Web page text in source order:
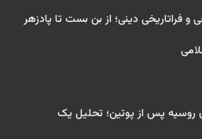
و فراتاریخی دینی؛ از بن بست تا پادزهر
روسیه پس از پوتین؛ تحلیل یک